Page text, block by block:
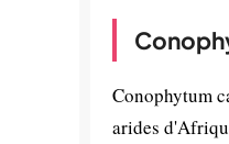
Conophytum
arides